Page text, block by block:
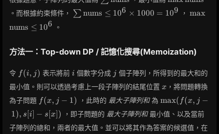
\text{nums}
\text{nums}
。而根據約束條件， \sum
\text{nums}
= 10^9
∑ nums ≤ 106 × 1000 = 109 ，\max
max
nums ≤ 106 。
方法一：Top-down DP / 記憶化搜尋(Memoization)
令 f(i,
j)
f(i, j) 表示將前 i
i 個數字分成 jj 個子陣列，所得到的最大和的
最小值。則可以透過考慮上一段子陣列的結尾位置 x
x ，將問題轉換
為子問題 f(x,
j-
1)
f(x, j − 1) ，此時的 最大子陣列和為\max(f(x,
j-1), s[i] -
s[x])
max( f(x, j −
1), s i − s [x ) ，即子問題的 最大子陣列和最小值、以及當前
子陣列的總和，兩者的最大值。並可以將其作為答案的候選值，在